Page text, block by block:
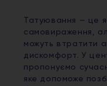
Татуювання — це
самовираження,
можуть втратити
дискомфорт. У
пропонуємо
яке допоможе